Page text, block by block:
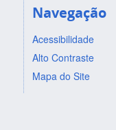
Navegação
Acessibilidade
Alto Contraste
Mapa do Site